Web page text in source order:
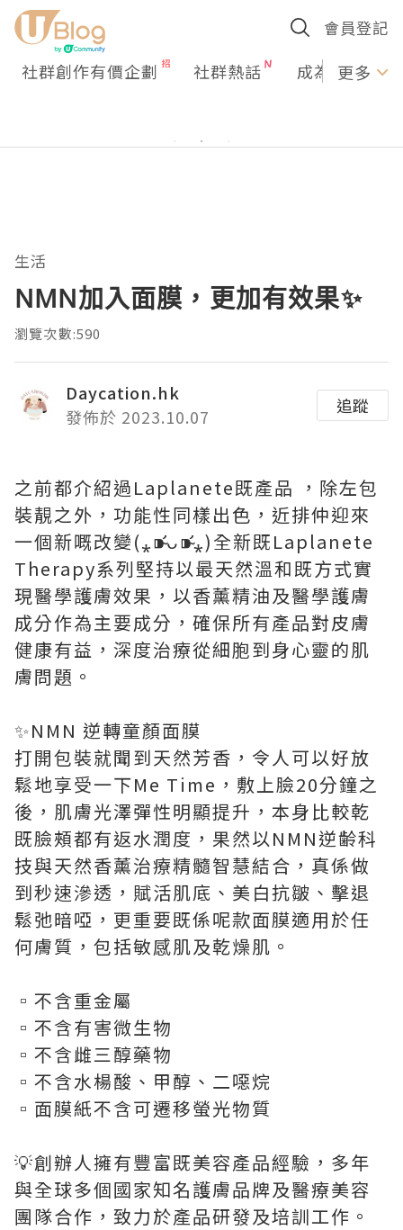
會員登記
社群創作有價企劃 社群熱話 成為U更多
生活
NMN加入面膜，更加有效果✨
瀏覽次數:590
Daycation.hk
發佈於 2023.10.07
追蹤
之前都介紹過Laplanete既產品 ，除左包
裝靚之外，功能性同樣出色，近排仲迎來
一個新嘅改變(⁎⁍̴̛ᴗ⁍̴̛⁎)全新既Laplanete
Therapy系列堅持以最天然溫和既方式實
現醫學護膚效果，以香薰精油及醫學護膚
成分作為主要成分，確保所有產品對皮膚
健康有益，深度治療從細胞到身心靈的肌
膚問題。
✨NMN 逆轉童顏面膜
打開包裝就聞到天然芳香，令人可以好放
鬆地享受一下Me Time，敷上臉20分鐘之
後，肌膚光澤彈性明顯提升，本身比較乾
既臉頰都有返水潤度，果然以NMN逆齢科
技與天然香薰治療精髓智慧結合，真係做
到秒速滲透，賦活肌底、美白抗皺、擊退
鬆弛暗啞，更重要既係呢款面膜適用於任
何膚質，包括敏感肌及乾燥肌。
▫️不含重金屬
▫️不含有害微生物
▫️不含雌三醇藥物⁠
▫️不含水楊酸、甲醇、二噁烷
▫️面膜紙不含可遷移螢光物質
💡創辦人擁有豐富既美容產品經驗，多年
與全球多個國家知名護膚品牌及醫療美容
團隊合作，致力於產品研發及培訓工作。